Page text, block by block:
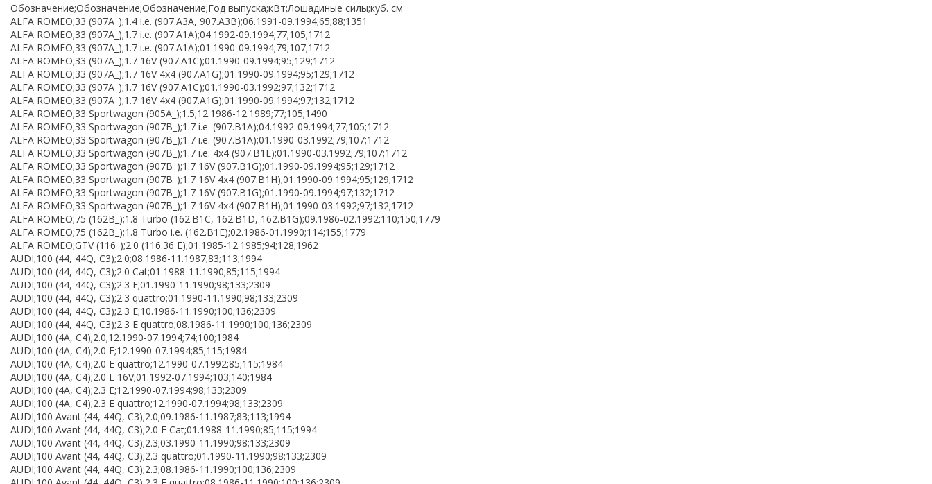
Обозначение;Обозначение;Обозначение;Год выпуска;кВт;Лошадиные силы;куб. см
ALFA ROMEO;33 (907A_);1.4 i.e. (907.A3A, 907.A3B);06.1991-09.1994;65;88;1351
ALFA ROMEO;33 (907A_);1.7 i.e. (907.A1A);04.1992-09.1994;77;105;1712
ALFA ROMEO;33 (907A_);1.7 i.e. (907.A1A);01.1990-09.1994;79;107;1712
ALFA ROMEO;33 (907A_);1.7 16V (907.A1C);01.1990-09.1994;95;129;1712
ALFA ROMEO;33 (907A_);1.7 16V 4x4 (907.A1G);01.1990-09.1994;95;129;1712
ALFA ROMEO;33 (907A_);1.7 16V (907.A1C);01.1990-03.1992;97;132;1712
ALFA ROMEO;33 (907A_);1.7 16V 4x4 (907.A1G);01.1990-09.1994;97;132;1712
ALFA ROMEO;33 Sportwagon (905A_);1.5;12.1986-12.1989;77;105;1490
ALFA ROMEO;33 Sportwagon (907B_);1.7 i.e. (907.B1A);04.1992-09.1994;77;105;1712
ALFA ROMEO;33 Sportwagon (907B_);1.7 i.e. (907.B1A);01.1990-03.1992;79;107;1712
ALFA ROMEO;33 Sportwagon (907B_);1.7 i.e. 4x4 (907.B1E);01.1990-03.1992;79;107;1712
ALFA ROMEO;33 Sportwagon (907B_);1.7 16V (907.B1G);01.1990-09.1994;95;129;1712
ALFA ROMEO;33 Sportwagon (907B_);1.7 16V 4x4 (907.B1H);01.1990-09.1994;95;129;1712
ALFA ROMEO;33 Sportwagon (907B_);1.7 16V (907.B1G);01.1990-09.1994;97;132;1712
ALFA ROMEO;33 Sportwagon (907B_);1.7 16V 4x4 (907.B1H);01.1990-03.1992;97;132;1712
ALFA ROMEO;75 (162B_);1.8 Turbo (162.B1C, 162.B1D, 162.B1G);09.1986-02.1992;110;150;1779
ALFA ROMEO;75 (162B_);1.8 Turbo i.e. (162.B1E);02.1986-01.1990;114;155;1779
ALFA ROMEO;GTV (116_);2.0 (116.36 E);01.1985-12.1985;94;128;1962
AUDI;100 (44, 44Q, C3);2.0;08.1986-11.1987;83;113;1994
AUDI;100 (44, 44Q, C3);2.0 Cat;01.1988-11.1990;85;115;1994
AUDI;100 (44, 44Q, C3);2.3 E;01.1990-11.1990;98;133;2309
AUDI;100 (44, 44Q, C3);2.3 quattro;01.1990-11.1990;98;133;2309
AUDI;100 (44, 44Q, C3);2.3 E;10.1986-11.1990;100;136;2309
AUDI;100 (44, 44Q, C3);2.3 E quattro;08.1986-11.1990;100;136;2309
AUDI;100 (4A, C4);2.0;12.1990-07.1994;74;100;1984
AUDI;100 (4A, C4);2.0 E;12.1990-07.1994;85;115;1984
AUDI;100 (4A, C4);2.0 E quattro;12.1990-07.1992;85;115;1984
AUDI;100 (4A, C4);2.0 E 16V;01.1992-07.1994;103;140;1984
AUDI;100 (4A, C4);2.3 E;12.1990-07.1994;98;133;2309
AUDI;100 (4A, C4);2.3 E quattro;12.1990-07.1994;98;133;2309
AUDI;100 Avant (44, 44Q, C3);2.0;09.1986-11.1987;83;113;1994
AUDI;100 Avant (44, 44Q, C3);2.0 E Cat;01.1988-11.1990;85;115;1994
AUDI;100 Avant (44, 44Q, C3);2.3;03.1990-11.1990;98;133;2309
AUDI;100 Avant (44, 44Q, C3);2.3 quattro;01.1990-11.1990;98;133;2309
AUDI;100 Avant (44, 44Q, C3);2.3;08.1986-11.1990;100;136;2309